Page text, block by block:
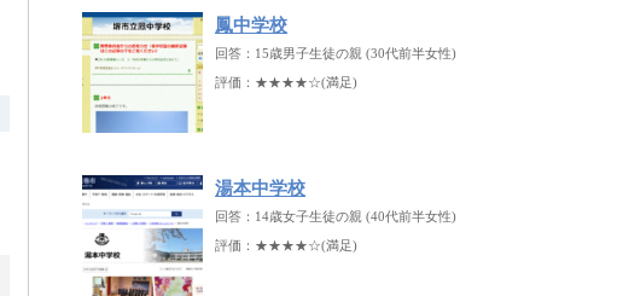
鳳中学校
回答：15歳男子生徒の親 (30代前半女性)
評価：★★★★☆(満足)
湯本中学校
回答：14歳女子生徒の親 (40代前半女性)
評価：★★★★☆(満足)